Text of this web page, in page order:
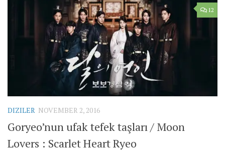
12
DIZILER NOVEMBER 2, 2016
Goryeo’nun ufak tefek taşları / Moon
Lovers : Scarlet Heart Ryeo